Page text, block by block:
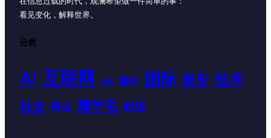
看见变化，解释世界。
分类
AI 互联网 体育 国内 国际 娱乐 技术
社会 科技 薅羊毛 财经